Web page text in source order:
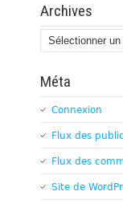
Archives
Archives
Méta
Connexion
Flux des
Flux des
Site de